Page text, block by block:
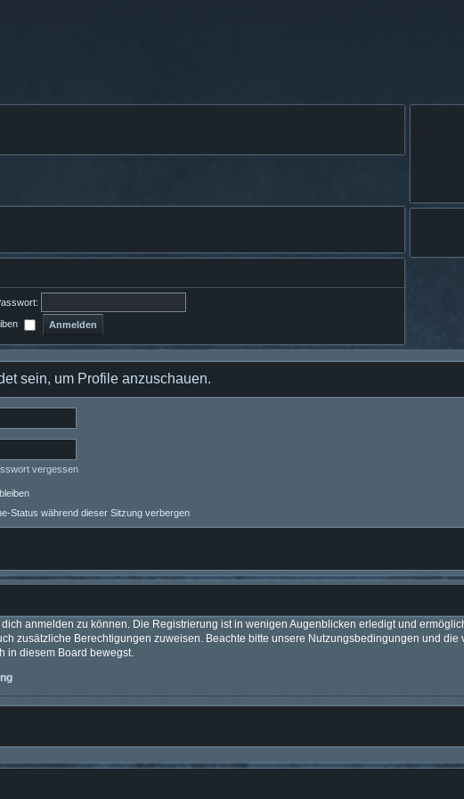
sein, um Profile anzuschauen.
vergessen
Status während dieser Sitzung verbergen
anmelden zu können. Die Registrierung ist in wenigen Augenblicken erledigt und
zusätzliche Berechtigungen zuweisen. Beachte bitte unsere Nutzungsbedingungen und
in diesem Board bewegst.